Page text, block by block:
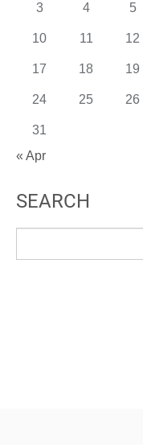
3 4 5
10 11 12
17 18 19
24 25 26
31
« Apr
SEARCH